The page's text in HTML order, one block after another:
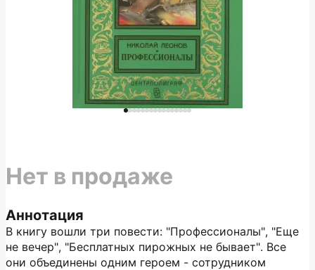
Аннотация
В книгу вошли три повести: "Профессионалы", "Еще
не вечер", "Бесплатных пирожных не бывает". Все
они объединены одним героем - сотрудником
Нет в продаже